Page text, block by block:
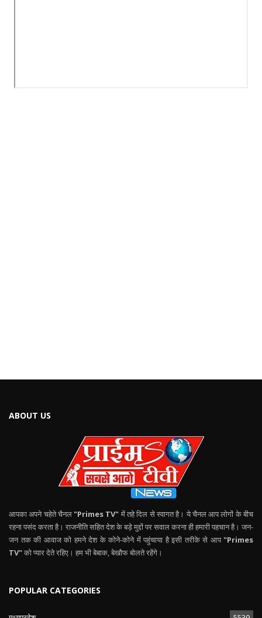
ABOUT US
आपका अपने चहेते चैनल "Primes TV" में तहे दिल से स्वागत है। ये चैनल आप लोगों के बीच
रहना पसंद करता है। राजनीति सहित देश के बड़े मुद्दों पर सवाल करना ही हमारी पहचान है। जन-
जन तक की आवाज को हमने देश के कोने-कोने में पहुंचाया है इसी तरीके से आप "Primes
TV"को प्यार देते रहिए। हम भी बेबाक, बेखौफ बोलते रहेंगे।
POPULAR CATEGORIES